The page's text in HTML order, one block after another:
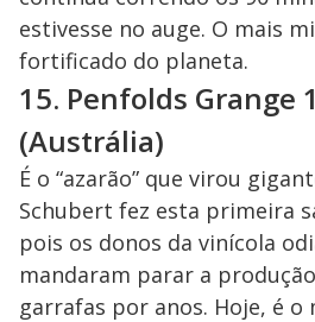
estivesse no auge. O mais
fortificado do planeta.
15. Penfolds Grange
(Austrália)
É o “azarão” que virou
Schubert fez esta primeira
pois os donos da vinícola
mandaram parar a
garrafas por anos. Hoje, é